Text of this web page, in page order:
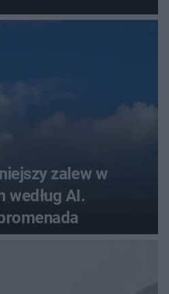
zalew w
według AI.